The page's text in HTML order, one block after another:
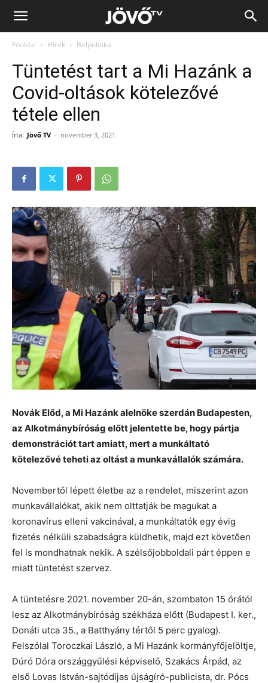
Jövő
Főoldal Hírek Belpolitika
Tüntetést tart a Mi Hazánk a
Covid-oltások kötelezővé
tétele ellen
Írta: Jövő TV - november 3, 2021
Novák Előd, a Mi Hazánk alelnöke szerdán Budapesten,
az Alkotmánybíróság előtt jelentette be, hogy pártja
demonstrációt tart amiatt, mert a munkáltató
kötelezővé teheti az oltást a munkavállalók számára.
Novembertől lépett életbe az a rendelet, miszerint azon
munkavállalókat, akik nem olttatják be magukat a
koronavírus elleni vakcinával, a munkáltatók egy évig
fizetés nélküli szabadságra küldhetik, majd ezt követően
fel is mondhatnak nekik. A szélsőjobboldali párt éppen e
miatt tüntetést szervez.
A tüntetésre 2021. november 20-án, szombaton 15 órától
lesz az Alkotmánybíróság székháza előtt (Budapest I. ker.,
Donáti utca 35., a Batthyány tértől 5 perc gyalog).
Felszólal Toroczkai László, a Mi Hazánk kormányfőjelöltje,
Dúró Dóra országgyűlési képviselő, Szakács Árpád, az
első Lovas István-sajtódíjas újságíró-publicista, dr. Pócs